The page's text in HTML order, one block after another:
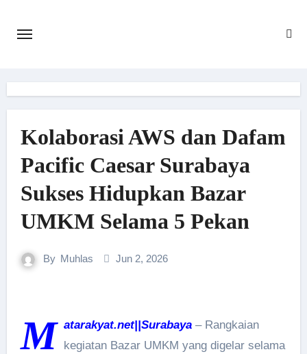
Kolaborasi AWS dan Dafam
Pacific Caesar Surabaya
Sukses Hidupkan Bazar
UMKM Selama 5 Pekan
By Muhlas Jun 2, 2026
M atarakyat.net||Surabaya– Rangkaian
kegiatan Bazar UMKM yang digelar selama